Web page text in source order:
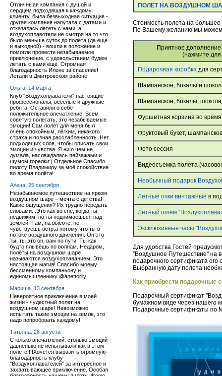
Отличныая компания с душой и
сердцем подходящая к каждому
клиенту, была безвыходная ситуация -
другая компания напутала с датами и
отказалась лететь с нами, а
воздухоплавотели не смотря на то что
было меньше суток до полета (да еще
и выходной) - вошли в положение и
помогли провести незабываемое
приключение, с удовольствием будем
летать с вами еще. Огромная
благодарность Илоне за спасение!
Летали в Дмитровском районе
Ольга. 14 марта
Клуб "Воздухоплаватели" настоящие
профессионалы, весёлые и дружные
ребята! Оставили о себе
положительное впечатление. Всем
советую полетать, это незабываемые
эмоции! Сам полет для меня был
очень спокойным, лёгким, никакого
страха и полная расслабленность. Нет
подходящих слов, чтобы описать свои
эмоции и чувства. Я ни о чем не
думала, наслаждалась пейзажами и
шумом горелки:) Отдельное Спасибо
пилоту Владимиру за моё спокойствие
во время полёта!
Алена. 25 сентября
Незабываемое путешествие на ярком
воздушном шаре – мечта с детства!
Какие ощущения? Их трудно передать
словами...Это как во сне, когда ты
недвижим, но ты поднимаешься над
землёй. Там, на высоте, не
чувствуешь ветр,а потому что ты в
потоке воздушного движения. Он это
ты, ты это он, вам по пути! Ты как
будто плывёшь по волнам. Недаром,
полёты на воздушном шаре
называются воздухоплаванием. Это
настоящая магия! Спасибо моему
бессменному компаньону и
единомышленнику @anettorily
Мариша. 13 сентября
Невероятное приключение в моей
жизни - чудестный полет на
воздушном шаре! Невозможно
испытать такие эмоции на земле, это
надо попробовать каждому!
Татьяна. 28 августа
Столько впечатлений, столько эмоций
давненько не испытывали как в этом
полете!!!!Хочется выразить огромную
благодарность клубу
"Воздухоплавателей" за интересное и
захватывающее приключение. Особая
ПОЛЕТ НА ВОЗДУШНОМ
Стоимость полета на большее
По Вашему желанию мы можем
Приятное
(нажмите
Подарочная коробка для
Шампанское, бокалы и
Шампанское, бокалы,
Фуршетная корзина во
Фруктовый букет,
Фото сессия
Видеосъемка полета
Необычный подарок
Летные очки винтажные в
Летный шлем
Эксклюзивные часы
Для удобства Гостей
″Воздушное Путешествие" на
подарочного сертификата
Выбранную дату полета
Как приобрести подарочные
Подарочный сертификат
бумажном виде через нашего
Подарочные сертификаты по